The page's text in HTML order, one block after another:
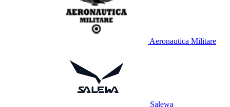
Aeronautica Militare
Salewa